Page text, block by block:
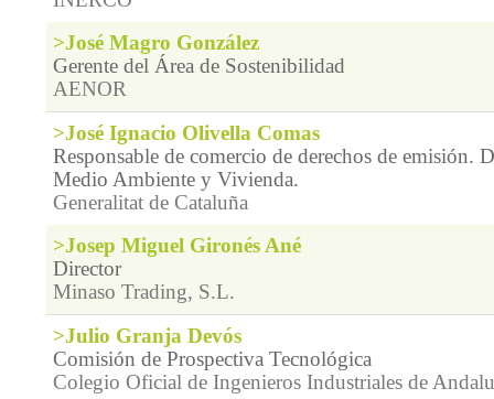
>José Magro González
Gerente del Área de Sostenibilidad
AENOR
>José Ignacio Olivella Comas
Responsable de comercio de derechos de emisión.
Medio Ambiente y Vivienda.
Generalitat de Cataluña
>Josep Miguel Gironés Ané
Director
Minaso Trading, S.L.
>Julio Granja Devós
Comisión de Prospectiva Tecnológica
Colegio Oficial de Ingenieros Industriales de